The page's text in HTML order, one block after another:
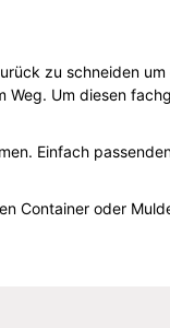
zu schneiden
Weg. Um diesen
Einfach
Container oder